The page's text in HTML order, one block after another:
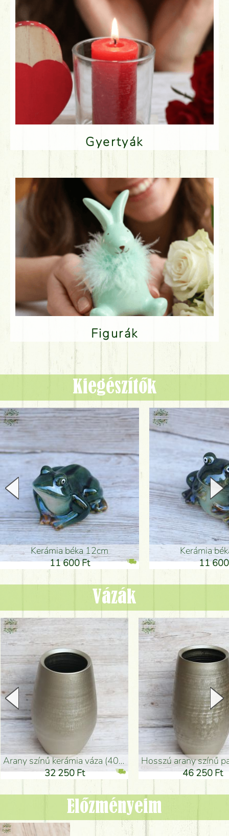
Gyertyák
Figurák
Kiegészítők
Kerámia béka 12cm
11 600 Ft
Kerámia
11
Vázák
arany színű kerámia váza (40x26cm)
32 250 Ft
hosszú arany színű
46 250 Ft
Előzményeim